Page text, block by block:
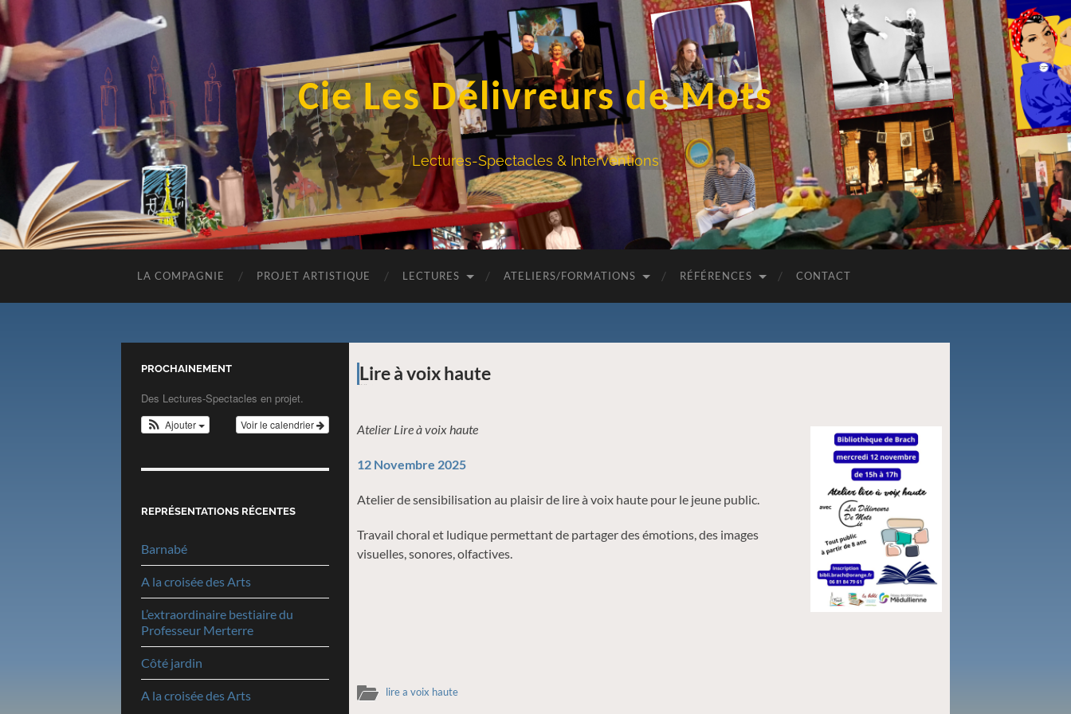
Cie Les Délivreurs de Mots
Lectures-Spectacles & Interventions
LA COMPAGNIE PROJET ARTISTIQUE LECTURES ATELIERS/FORMATIONS RÉFÉRENCES CONTACT
PROCHAINEMENT
Des Lectures-Spectacles en projet.
Voir le calendrier
Ajouter
REPRÉSENTATIONS RÉCENTES
Barnabé
A la croisée des Arts
L’extraordinaire bestiaire du
Professeur Merterre
Côté jardin
A la croisée des Arts
Lire à voix haute
Atelier Lire à voix haute
12 Novembre 2025
Atelier de sensibilisation au plaisir de lire à voix haute pour le jeune public.
Travail choral et ludique permettant de partager des émotions, des images
visuelles, sonores, olfactives.
lire a voix haute